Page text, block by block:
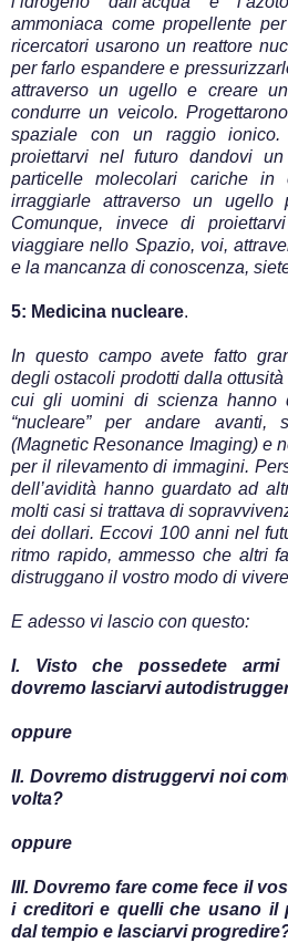
ammoniaca come propellente
ricercatori usarono un reattore
per farlo espandere e
attraverso un ugello e creare
condurre un veicolo.
spaziale con un raggio ionico.
proiettarvi nel futuro dandovi
particelle molecolari cariche in
irraggiarle attraverso un ugello
Comunque, invece di
viaggiare nello Spazio, voi,
e la mancanza di conoscenza,
5: Medicina nucleare.
In questo campo avete fatto
degli ostacoli prodotti dalla
cui gli uomini di scienza hanno
“nucleare” per andare avanti,
(Magnetic Resonance Imaging) e
per il rilevamento di immagini.
dell’avidità hanno guardato ad
molti casi si trattava di
dei dollari. Eccovi 100 anni nel
ritmo rapido, ammesso che altri
distruggano il vostro modo di
E adesso vi lascio con questo:
I. Visto che possedete armi
dovremo lasciarvi
oppure
II. Dovremo distruggervi noi
volta?
oppure
III. Dovremo fare come fece il
i creditori e quelli che usano il
dal tempio e lasciarvi